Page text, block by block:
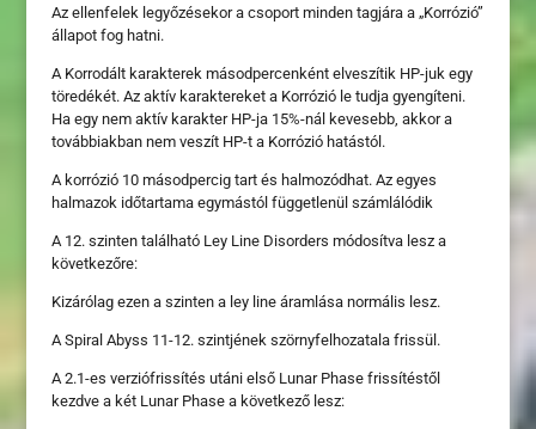
Az ellenfelek legyőzésekor a csoport minden tagjára a „Korrózió”
állapot fog hatni.
A Korrodált karakterek másodpercenként elveszítik HP-juk egy
töredékét. Az aktív karaktereket a Korrózió le tudja gyengíteni.
Ha egy nem aktív karakter HP-ja 15%-nál kevesebb, akkor a
továbbiakban nem veszít HP-t a Korrózió hatástól.
A korrózió 10 másodpercig tart és halmozódhat. Az egyes
halmazok időtartama egymástól függetlenül számlálódik
A 12. szinten található Ley Line Disorders módosítva lesz a
következőre:
Kizárólag ezen a szinten a ley line áramlása normális lesz.
A Spiral Abyss 11-12. szintjének szörnyfelhozatala frissül.
A 2.1-es verziófrissítés utáni első Lunar Phase frissítéstől
kezdve a két Lunar Phase a következő lesz: